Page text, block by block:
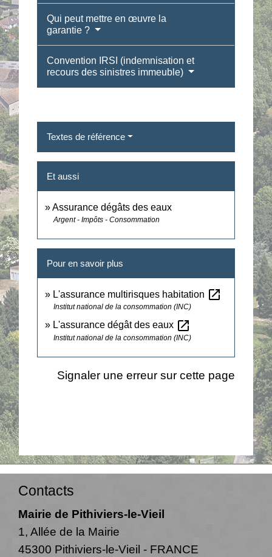
Qui peut mettre en œuvre la
garantie ?
Convention IRSI (indemnisation et
recours des sinistres immeuble)
Textes de référence
Et aussi
Assurance dégâts des eaux
Argent - Impôts - Consommation
Pour en savoir plus
L'assurance multirisques habitation open_in_new
Institut national de la consommation (INC)
L'assurance dégât des eaux open_in_new
Institut national de la consommation (INC)
Signaler une erreur sur cette page
Contacts
Mairie de Pithiviers-le-Vieil
1, Allée de la Mairie
45300 Pithiviers-le-Vieil - FRANCE